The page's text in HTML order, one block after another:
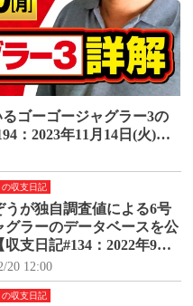
ゴーゴージャグラー3の
：2023年11月14日(火)～1
の収支日記
うが独自調査値による6号
グラーのデータベースを公
収支日記#134：2022年9月2
～9月26日(月)】
20 12:00
の収支日記